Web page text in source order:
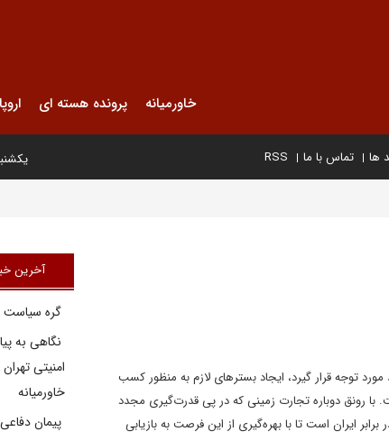
خاورمیانه پرونده هسته ای اروپا
ها تماس با ما RSS یکشنبه ۱۸
توجه قرار گیرد، ایجاد بسترهای لازم به منظور کسب
با رونق دوباره‌ تجارت زمینی که در پی قدرت‌گیری مجدد
ایران است تا با بهره‌گیری از این فرصت به بازیابی
آخرین
گره
نگاهی به
امنیتی
خاورمیانه
پیمان